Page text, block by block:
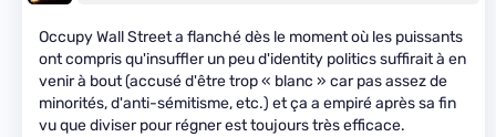
Occupy Wall Street a flanché dès le moment où les puissants
ont compris qu'insuffler un peu d'identity politics suffirait à en
venir à bout (accusé d'être trop « blanc » car pas assez de
minorités, d'anti-sémitisme, etc.) et ça a empiré après sa fin
vu que diviser pour régner est toujours très efficace.